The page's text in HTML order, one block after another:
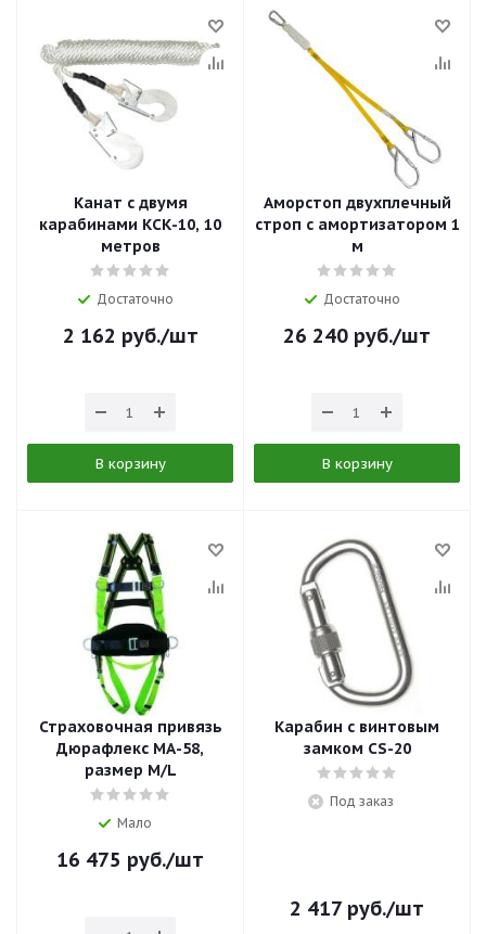
Канат с двумя
карабинами КСК-10, 10
метров
Достаточно
2 162 руб./шт
В корзину
Аморстоп двухплечный
строп с амортизатором 1
м
Достаточно
26 240 руб./шт
В корзину
Страховочная привязь
Дюрафлекс МА-58,
размер M/L
Мало
16 475 руб./шт
Карабин с винтовым
замком CS-20
Под заказ
2 417 руб./шт